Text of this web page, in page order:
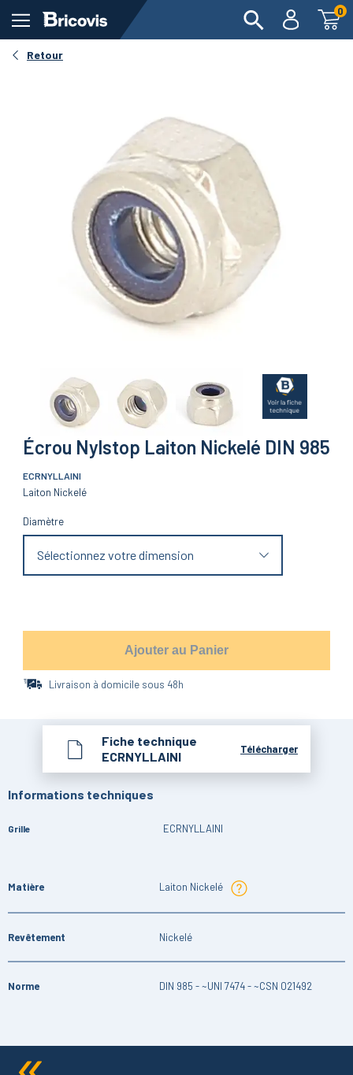
0
Retour
Écrou Nylstop Laiton Nickelé DIN 985
ECRNYLLAINI
Laiton Nickelé
Diamètre
Sélectionnez votre dimension
Ajouter au Panier
Livraison à domicile sous 48h
Fiche technique
ECRNYLLAINI
Télécharger
Informations techniques
Grille ECRNYLLAINI
Matière Laiton Nickelé
Revêtement Nickelé
Norme DIN 985 - ~UNI 7474 - ~CSN 021492